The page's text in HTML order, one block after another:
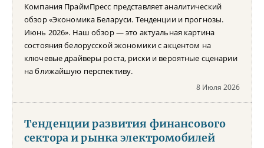
Компания ПраймПресс представляет аналитический
обзор «Экономика Беларуси. Тенденции и прогнозы.
Июнь 2026». Наш обзор — это актуальная картина
состояния белорусской экономики с акцентом на
ключевые драйверы роста, риски и вероятные сценарии
на ближайшую перспективу.
8 Июля 2026
Тенденции развития финансового
сектора и рынка электромобилей